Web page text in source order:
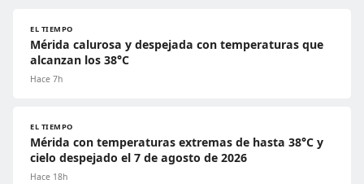
EL TIEMPO
Mérida calurosa y despejada con temperaturas que
alcanzan los 38°C
Hace 7h
EL TIEMPO
Mérida con temperaturas extremas de hasta 38°C y
cielo despejado el 7 de agosto de 2026
Hace 18h